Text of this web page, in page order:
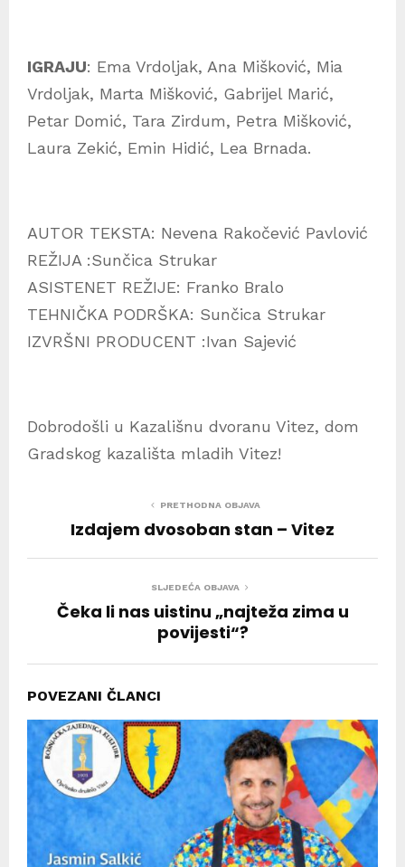
IGRAJU: Ema Vrdoljak, Ana Mišković, Mia
Vrdoljak, Marta Mišković, Gabrijel Marić,
Petar Domić, Tara Zirdum, Petra Mišković,
Laura Zekić, Emin Hidić, Lea Brnada.
AUTOR TEKSTA: Nevena Rakočević Pavlović
REŽIJA :Sunčica Strukar
ASISTENET REŽIJE: Franko Bralo
TEHNIČKA PODRŠKA: Sunčica Strukar
IZVRŠNI PRODUCENT :Ivan Sajević
Dobrodošli u Kazališnu dvoranu Vitez, dom
Gradskog kazališta mladih Vitez!
PRETHODNA OBJAVA
Izdajem dvosoban stan – Vitez
SLJEDEĆA OBJAVA
Čeka li nas uistinu „najteža zima u
povijesti“?
POVEZANI ČLANCI